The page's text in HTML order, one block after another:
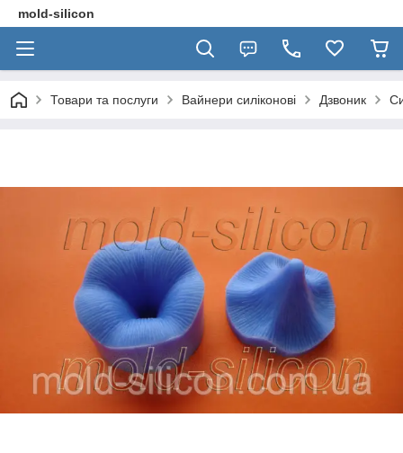
mold-silicon
Товари та послуги Вайнери силіконові Дзвоник